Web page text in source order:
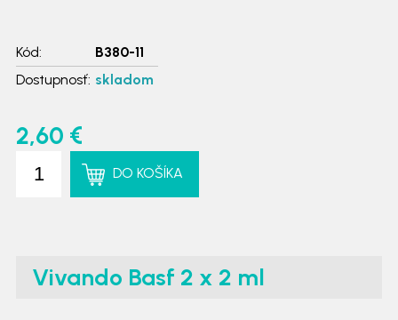
Kód:
B380-11
Dostupnosť: skladom
2,60 €
DO KOŠÍKA
Vivando Basf 2 x 2 ml